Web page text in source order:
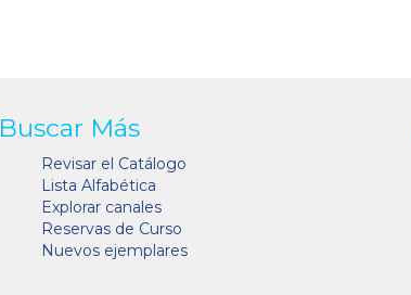
Buscar Más
Revisar el Catálogo
Lista Alfabética
Explorar canales
Reservas de Curso
Nuevos ejemplares